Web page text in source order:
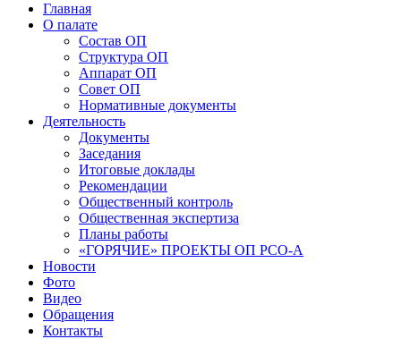
Главная
О палате
Состав ОП
Структура ОП
Аппарат ОП
Совет ОП
Нормативные документы
Деятельность
Документы
Заседания
Итоговые доклады
Рекомендации
Общественный контроль
Общественная экспертиза
Планы работы
«ГОРЯЧИЕ» ПРОЕКТЫ ОП РСО-А
Новости
Фото
Видео
Обращения
Контакты